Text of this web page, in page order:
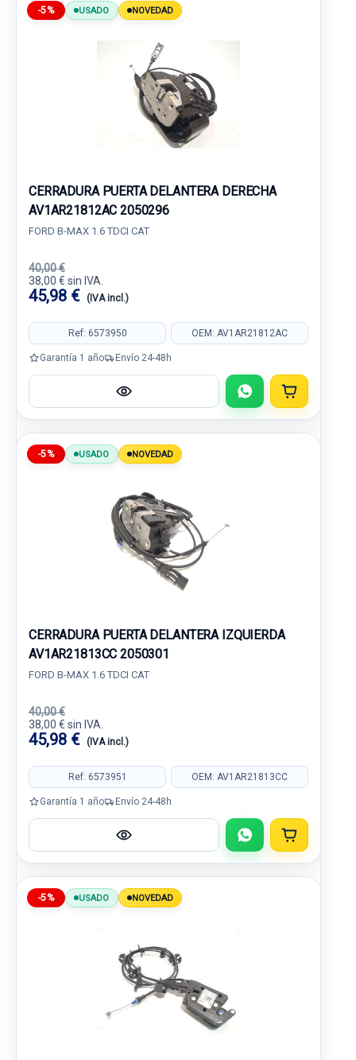
-5% USADO NOVEDAD
CERRADURA PUERTA DELANTERA DERECHA
AV1AR21812AC 2050296
FORD B-MAX 1.6 TDCI CAT
40,00 €
38,00 € sin IVA.
45,98 € (IVA incl.)
Ref: 6573950 OEM: AV1AR21812AC
Garantía 1 año Envío 24-48h
-5% USADO NOVEDAD
CERRADURA PUERTA DELANTERA IZQUIERDA
AV1AR21813CC 2050301
FORD B-MAX 1.6 TDCI CAT
40,00 €
38,00 € sin IVA.
45,98 € (IVA incl.)
Ref: 6573951 OEM: AV1AR21813CC
Garantía 1 año Envío 24-48h
-5% USADO NOVEDAD